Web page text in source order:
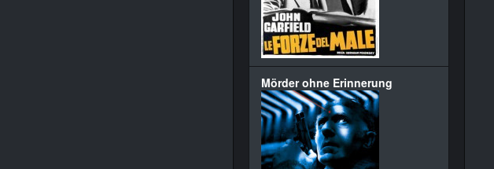
Mörder ohne Erinnerung